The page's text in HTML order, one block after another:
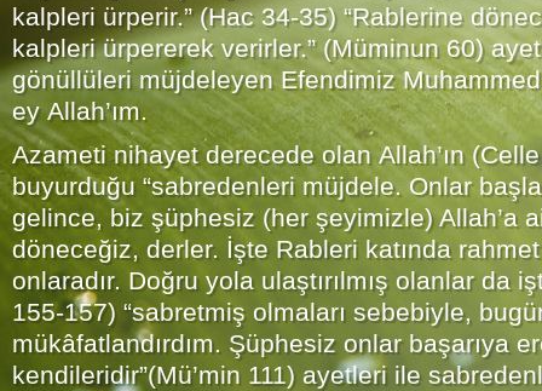
kalpleri ürperir.” (Hac 34-35) “Rablerine
kalpleri ürpererek verirler.” (Müminun 60)
gönüllüleri müjdeleyen Efendimiz
ey Allah’ım.
Azameti nihayet derecede olan Allah’ın
buyurduğu “sabredenleri müjdele. Onlar
gelince, biz şüphesiz (her şeyimizle) Allah’a
döneceğiz, derler. İşte Rableri katında
onlaradır. Doğru yola ulaştırılmış olanlar da
155-157) “sabretmiş olmaları sebebiyle,
mükâfatlandırdım. Şüphesiz onlar başarıya
kendileridir”(Mü’min 111) ayetleri ile